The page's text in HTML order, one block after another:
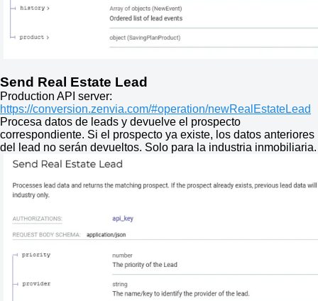
Send Real Estate Lead
Production API server:
https://conversion.zenvia.com/#operation/newRealEstateLead
Procesa datos de leads y devuelve el prospecto
correspondiente. Si el prospecto ya existe, los datos anteriores
del lead no serán devueltos. Solo para la industria inmobiliaria.